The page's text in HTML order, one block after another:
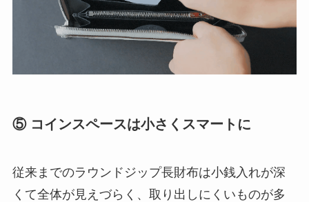
⑤ コインスペースは小さくスマートに
従来までのラウンドジップ長財布は小銭入れが深
くて全体が見えづらく、取り出しにくいものが多